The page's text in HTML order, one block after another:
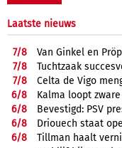
Laatste nieuws
7/8
Van Ginkel en
7/8
Tuchtzaak
7/8
Celta de Vigo
6/8
Kalma loopt
6/8
Bevestigd: PSV
6/8
Driouech staat
6/8
Tillman haalt